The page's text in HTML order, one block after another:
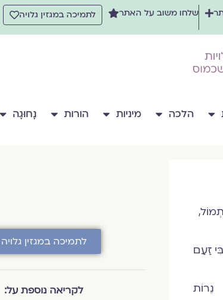
שלחו משוב על האתר לתמיכה במגזין גלויה
הלכה מיניות הורות נָחוּגָה
זַעַם
לתמיכה במגזין גלויה
לקריאה נוספת על: